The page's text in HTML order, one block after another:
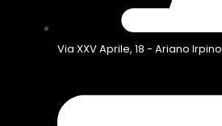
Via XXV Aprile, 18 - Ariano Irpino